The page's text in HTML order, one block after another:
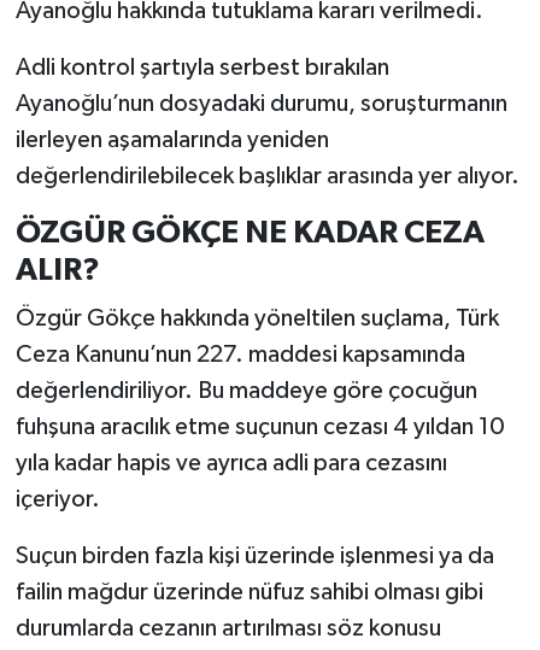
Ayanoğlu hakkında tutuklama kararı verilmedi.
Adli kontrol şartıyla serbest bırakılan
Ayanoğlu’nun dosyadaki durumu, soruşturmanın
ilerleyen aşamalarında yeniden
değerlendirilebilecek başlıklar arasında yer alıyor.
ÖZGÜR GÖKÇE NE KADAR CEZA
ALIR?
Özgür Gökçe hakkında yöneltilen suçlama, Türk
Ceza Kanunu’nun 227. maddesi kapsamında
değerlendiriliyor. Bu maddeye göre çocuğun
fuhşuna aracılık etme suçunun cezası 4 yıldan 10
yıla kadar hapis ve ayrıca adli para cezasını
içeriyor.
Suçun birden fazla kişi üzerinde işlenmesi ya da
failin mağdur üzerinde nüfuz sahibi olması gibi
durumlarda cezanın artırılması söz konusu